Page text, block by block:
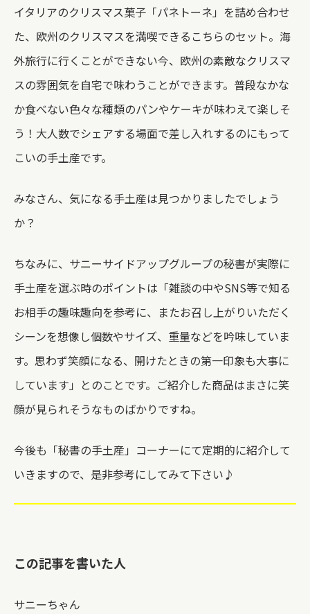
イタリアのクリスマス菓子「パネトーネ」を詰め合わせ
た、欧州のクリスマスを満喫できるこちらのセット。 海
外旅行に行くことができない今、欧州の素敵なクリスマ
スの雰囲気を自宅で味わうことができます。普段なかな
か食べない色々な種類のパンやケーキが味わえて楽しそ
う！大人数でシェアする場面で差し入れするのにもって
こいの手土産です。
みなさん、気になる手土産は見つかりましたでしょう
か？
ちなみに、サニーサイドアップグループの秘書が実際に
手土産を選ぶ時のポイントは「雑談の中やSNS等で知る
お相手の趣味趣向を参考に、またお召し上がりいただく
シーンを想像し個数やサイズ、重量などを吟味していま
す。思わず笑顔になる、開けたときの第一印象も大事に
しています」とのことです。ご紹介した商品はまさに笑
顔が見られそうなものばかりですね。
今後も「秘書の手土産」コーナーにて定期的に紹介して
いきますので、是非参考にしてみて下さい♪
この記事を書いた人
サニーちゃん